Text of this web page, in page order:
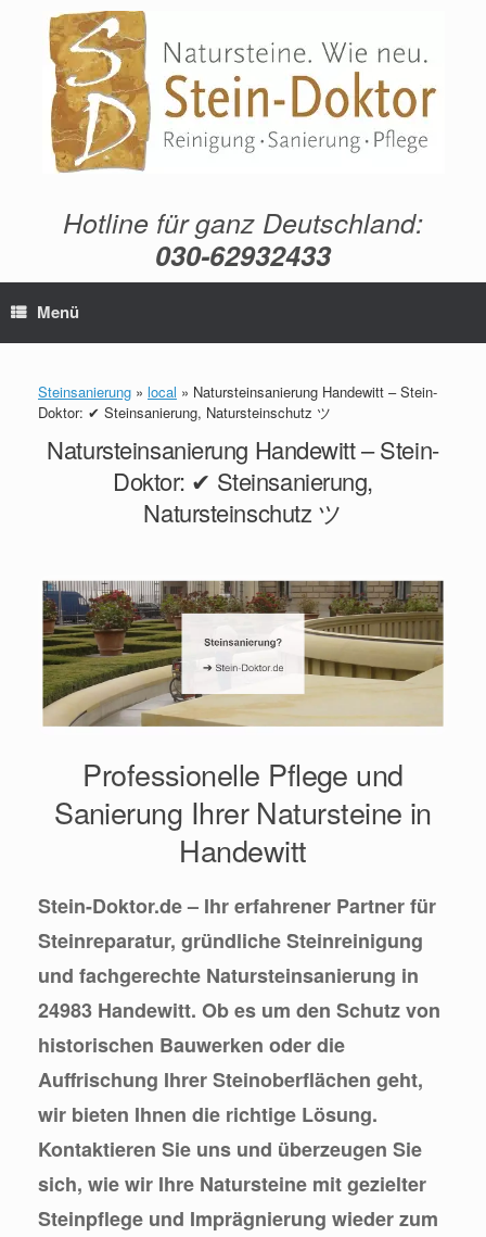
springen
Hotline für ganz Deutschland:
030-62932433
Menü
Steinsanierung » local » Natursteinsanierung Handewitt – Stein-
Doktor: ✔ Steinsanierung, Natursteinschutz ツ
Natursteinsanierung Handewitt – Stein-
Doktor: ✔ Steinsanierung,
Natursteinschutz ツ
Professionelle Pflege und
Sanierung Ihrer Natursteine in
Handewitt
Stein-Doktor.de – Ihr erfahrener Partner für
Steinreparatur, gründliche Steinreinigung
und fachgerechte Natursteinsanierung in
24983 Handewitt. Ob es um den Schutz von
historischen Bauwerken oder die
Auffrischung Ihrer Steinoberflächen geht,
wir bieten Ihnen die richtige Lösung.
Kontaktieren Sie uns und überzeugen Sie
sich, wie wir Ihre Natursteine mit gezielter
Steinpflege und Imprägnierung wieder zum